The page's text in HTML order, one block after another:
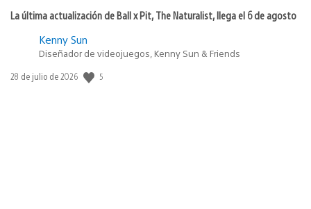
La última actualización de Ball x Pit, The Naturalist, llega el 6 de agosto
Kenny Sun
Diseñador de videojuegos, Kenny Sun & Friends
Fecha
28 de julio de 2026 5